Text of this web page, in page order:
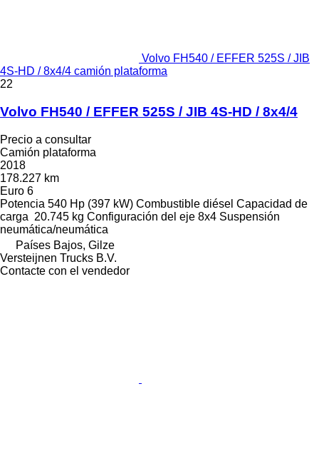
Volvo FH540 / EFFER 525S / JIB
4S-HD / 8x4/4 camión plataforma
22
Volvo FH540 / EFFER 525S / JIB 4S-HD / 8x4/4
Precio a consultar
Camión plataforma
2018
178.227 km
Euro 6
Potencia 540 Hp (397 kW) Combustible diésel Capacidad de
carga 20.745 kg Configuración del eje 8x4 Suspensión
neumática/neumática
Países Bajos, Gilze
Versteijnen Trucks B.V.
Contacte con el vendedor